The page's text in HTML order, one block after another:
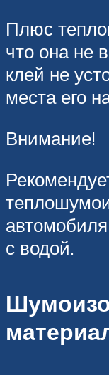
Плюс
что она не
клей не
места его
Внимание!
с водой.